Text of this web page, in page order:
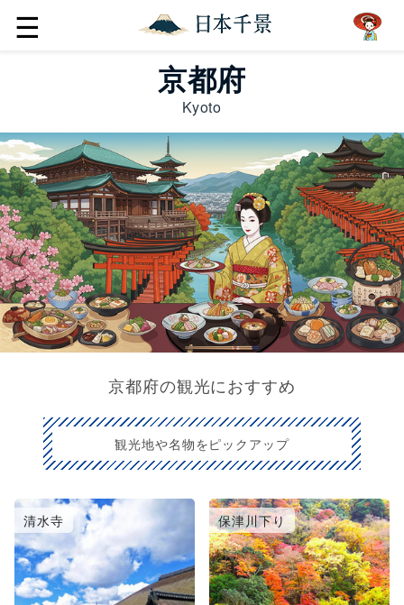
☰
京都府
Kyoto
京都府の観光におすすめ
観光地や名物をピックアップ
清水寺 保津川下り